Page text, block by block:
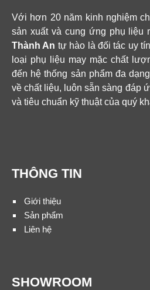
Với hơn 20 năm kinh nghiệm
sản xuất và cung ứng phụ liệu
Thành An tự hào là đối tác uy
loại phụ liệu may mặc chất
đến hệ thống sản phẩm đa
về chất liệu, luôn sẵn sàng đáp
và tiêu chuẩn kỹ thuật của quý
THÔNG TIN
Giới thiệu
Sản phẩm
Liên hệ
SHOWROOM